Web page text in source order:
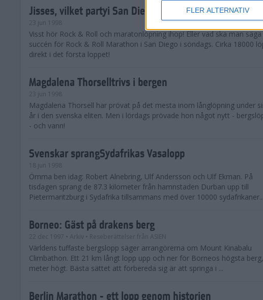
FLER ALTERNATIV
Jisses, vilket partyi San Diego!
23 jun 1998
Visst hör Rock & Roll och maratonlöpning ihop! Eller vad ska man
succén för Rock & Roll Marathon i San Diego i söndags. Cirka 18000
direkt i det första loppet!
Magdalena Thorselltrivs i bergen
23 jun 1998
Magdalena Thorsell har prövat på det mesta inom långlöpning under
år i den svenska eliten. Men i lördags prövade hon något nytt -
- och vann!
Svenskar sprangSydafrikas Vasalopp
18 jun 1998
Ömma ben idag: Robert Alnebring, Ulf Andersson och Ulf Ekman. På
tisdagen sprang de 87.3 kilometer från hamnstaden Durban upp till
Pietermaritzburg i Sydafrika tillsammans med över 10000 sydafrikaner...
Borneo: Gäst på drakens berg
22 dec 1997 • Arkiv • Reseberättelser från ASIEN
Världens tuffaste bergslopp säger arrangörerna om Mount Kinabalu
Climbathon. Ett 21 km långt lopp upp och ner för Borneos högsta
meter högt. Bästa sättet att förbereda sig är att springa i ...
Berlin Marathon - ett lopp genom historien